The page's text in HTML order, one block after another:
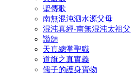
聖傳歌
南無混沌泗水源父母
混沌真經-南無混沌太祖父
讚頌
天真總掌聖職
道旗之真實義
儒子的護身寶物